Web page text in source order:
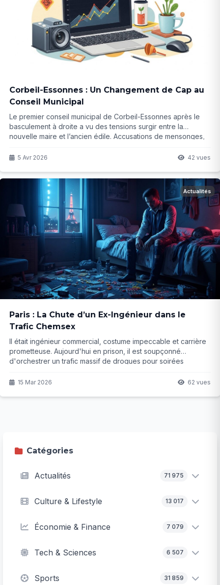
Corbeil-Essonnes : Un Changement de Cap au
Conseil Municipal
Le premier conseil municipal de Corbeil-Essonnes après le
basculement à droite a vu des tensions surgir entre la
nouvelle maire et l’ancien édile. Accusations de mensonges,
réserve vraiment ce mandat ?
5 Avr 2026 42 vues
Actualités
Paris : La Chute d’un Ex-Ingénieur dans le
Trafic Chemsex
Il était ingénieur commercial, costume impeccable et carrière
prometteuse. Aujourd'hui en prison, il est soupçonné
d'orchestrer un trafic massif de drogues pour soirées
engrenage destructeur ? La suite révèle un destin glaçant...
15 Mar 2026 62 vues
Catégories
Actualités 71 975
Culture & Lifestyle 13 017
Économie & Finance 7 079
Tech & Sciences 6 507
Sports 31 859